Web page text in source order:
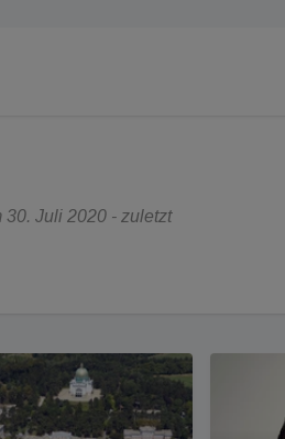
Juli 2020 - zuletzt